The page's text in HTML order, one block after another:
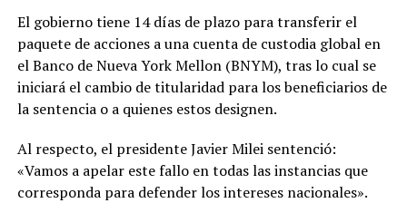
El gobierno tiene 14 días de plazo para transferir el
paquete de acciones a una cuenta de custodia global en
el Banco de Nueva York Mellon (BNYM), tras lo cual se
iniciará el cambio de titularidad para los beneficiarios de
la sentencia o a quienes estos designen.
Al respecto, el presidente Javier Milei sentenció:
«Vamos a apelar este fallo en todas las instancias que
corresponda para defender los intereses nacionales».